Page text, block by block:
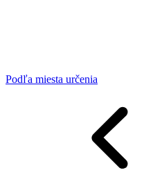
Podľa miesta určenia